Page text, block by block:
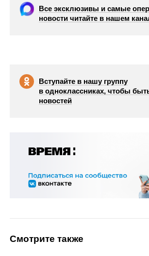
Все эксклюзивы и самые
новости читайте в нашем
Вступайте в нашу группу
в одноклассниках, чтобы
новостей
Смотрите также